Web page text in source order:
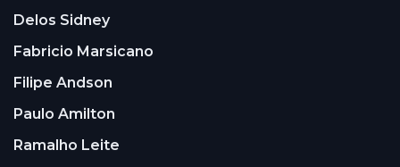
Delos Sidney
Fabricio Marsicano
Filipe Andson
Paulo Amilton
Ramalho Leite